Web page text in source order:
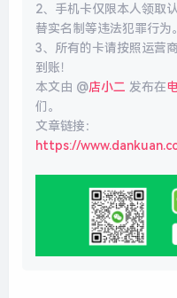
2、手机卡仅限本人领取
替实名制等违法犯罪行为。
3、所有的卡请按照运营
到账！
本文由 @店小二 发布在
们。
文章链接：
https://